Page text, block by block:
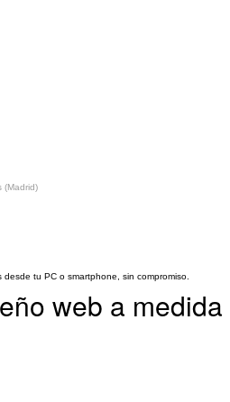
(Madrid)
tu PC o smartphone, sin compromiso.
web a medida